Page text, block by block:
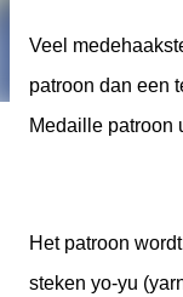
Veel
patroon dan een
Medaille patroon
Het patroon
steken yo-yu